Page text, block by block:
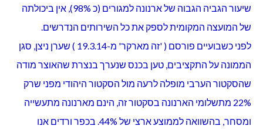
שיעור הגביה הגבוה של ארנונה למגורים (כ 98%), אין ביכולתה
של המועצה המקומית לספק את כל השירותים הנדרשים.
לפני כשבועיים פורסם ( 'זה מארקר' מ-19.3.14 ) שערן ניצן, סגן
הממונה על התקציבים, טען בכנס שנערך בנצרת שהאוצר מודה
שהסקטור הערבי מופלה לרעה מול הסקטור היהודי מפני שרק
22% מתשלומי הארנונה בסקטור זה, הינם מארנונה מתעשייה
ומסחר, בהשוואה לממוצע ארצי של 44%. בכפר ורדים אנו